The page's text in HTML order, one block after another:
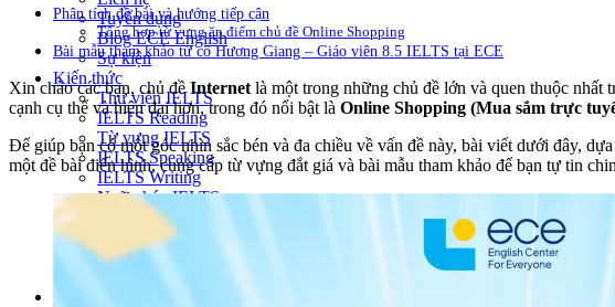
Tuyển dụng
Blog ECE English
Sự kiện
Kiến thức
Thư viện IELTS
IELTS Reading
Từ vựng IELTS
IELTS Speaking
IELTS Writing
Ngữ pháp IELTS
IELTS Listening
Thư viện SAT
Tiếng Anh THCS
Tiếng Anh THPT
Giảng viên
Phân tích đề bài và hướng tiếp cận
Tổng hợp từ vựng ăn điểm chủ đề Online Shopping
Bài mẫu tham khảo từ cô Hương Giang – Giáo viên 8.5 IELTS tại ECE
Xin chào các bạn, chủ đềInternet là một trong những chủ đề lớn và quen thuộc
cạnh cụ thể và hiện đại hơn, trong đó nổi bật là Online Shopping (Mua sắm trực
Để giúp bạn có một góc nhìn sắc bén và đa chiều về vấn đề này, bài viết dưới đây,
một đề bài điển hình, cung cấp từ vựng đắt giá và bài mẫu tham khảo để bạn tự tin